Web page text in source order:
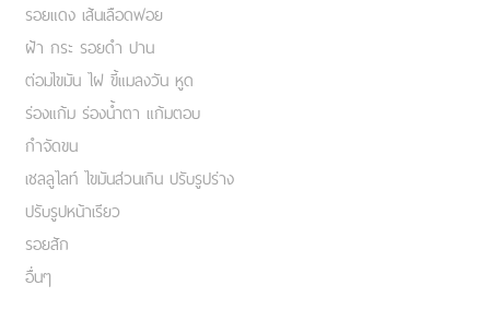
รอยแดง เส้นเลือดฟอย
ฝ้า กระ รอยดำ ปาน
ต่อมไขมัน ไฝ ขี้แมลงวัน หูด
ร่องแก้ม ร่องน้ำตา แก้มตอบ
กำจัดขน
เชลลูไลท์ ไขมันส่วนเกิน ปรับรูปร่าง
ปรับรูปหน้าเรียว
รอยสัก
อื่นๆ